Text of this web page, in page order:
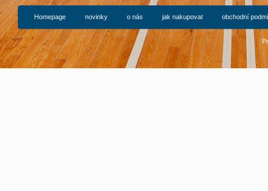
Homepage novinky o nás jak nakupovat obchodní